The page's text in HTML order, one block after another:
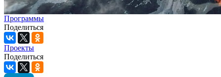
Программы
Поделиться
Проекты
Поделиться